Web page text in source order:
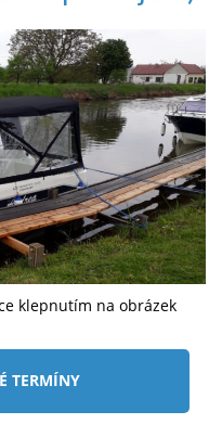
klepnutím na obrázek
TERMÍNY